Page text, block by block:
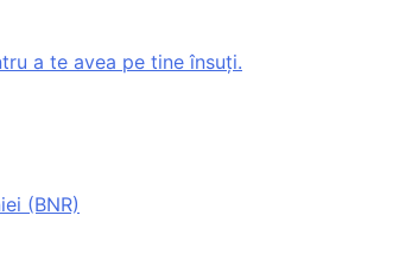
a te avea pe tine însuți.
(BNR)